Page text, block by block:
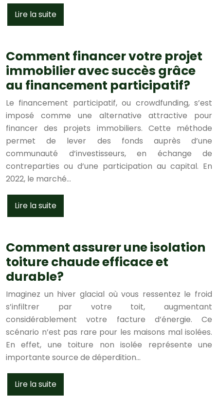
Lire la suite
Comment financer votre projet
immobilier avec succès grâce
au financement participatif?
Le financement participatif, ou crowdfunding, s’est
imposé comme une alternative attractive pour
financer des projets immobiliers. Cette méthode
permet de lever des fonds auprès d’une
communauté d’investisseurs, en échange de
contreparties ou d’une participation au capital. En
2022, le marché…
Lire la suite
Comment assurer une isolation
toiture chaude efficace et
durable?
Imaginez un hiver glacial où vous ressentez le froid
s’infiltrer par votre toit, augmentant
considérablement votre facture d’énergie. Ce
scénario n’est pas rare pour les maisons mal isolées.
En effet, une toiture non isolée représente une
importante source de déperdition…
Lire la suite